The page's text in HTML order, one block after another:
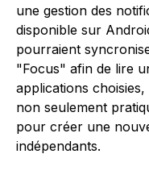
une gestion des
disponible sur
pourraient
"Focus" afin de lire
applications
non seulement
pour créer une
indépendants.